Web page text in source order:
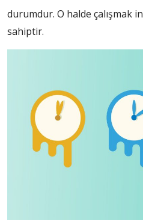
durumdur. O halde çalışmak
sahiptir.